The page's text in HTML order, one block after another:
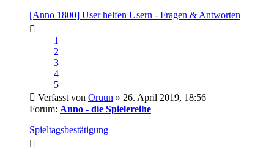
[Anno 1800] User helfen Usern - Fragen & Antworten
1
2
3
4
5
Verfasst von Oruun » 26. April 2019, 18:56
Forum: Anno - die Spielereihe
Spieltagsbestätigung